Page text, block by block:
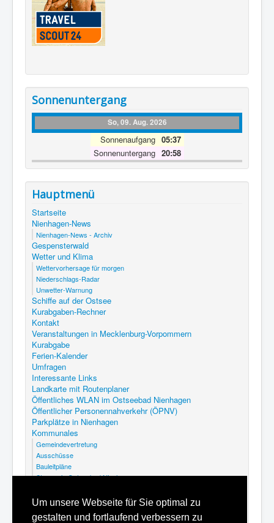
Um unsere Webseite für Sie optimal zu
gestalten und fortlaufend verbessern zu
Sonnenuntergang
So, 09. Aug. 2026
Sonnenaufgang 05:37
Sonnenuntergang 20:58
Hauptmenü
Startseite
Nienhagen-News
Nienhagen-News - Archiv
Gespensterwald
Wetter und Klima
Wettervorhersage für morgen
Niederschlags-Radar
Unwetter-Warnung
Schiffe auf der Ostsee
Kurabgaben-Rechner
Kontakt
Veranstaltungen in Mecklenburg-Vorpommern
Kurabgabe
Ferien-Kalender
Umfragen
Interessante Links
Landkarte mit Routenplaner
Öffentliches WLAN im Ostseebad Nienhagen
Öffentlicher Personennahverkehr (ÖPNV)
Parkplätze in Nienhagen
Kommunales
Gemeindevertretung
Ausschüsse
Bauleitpläne
Steuern in Ostseebad Nienhagen
GEK Nienhagen
Satzungen